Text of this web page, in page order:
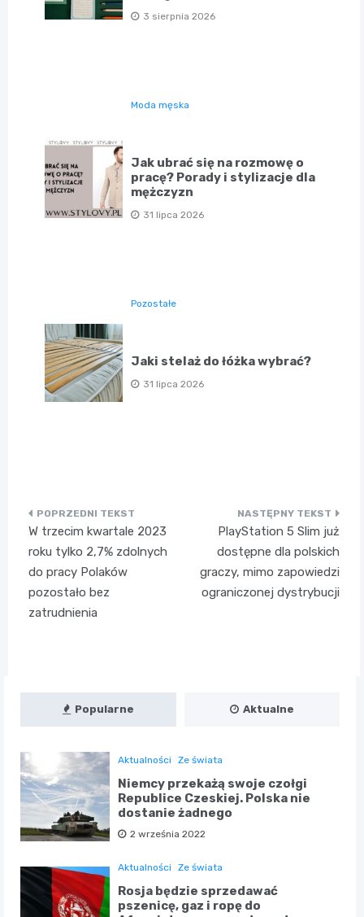
3 sierpnia 2026
Moda męska
Jak ubrać się na rozmowę o
pracę? Porady i stylizacje dla
mężczyzn
31 lipca 2026
Pozostałe
Jaki stelaż do łóżka wybrać?
31 lipca 2026
Nawigacja
wpisu
W trzecim kwartale 2023
roku tylko 2,7% zdolnych
do pracy Polaków
pozostało bez
zatrudnienia
PlayStation 5 Slim już
dostępne dla polskich
graczy, mimo zapowiedzi
ograniczonej dystrybucji
Popularne Aktualne
Aktualności Ze świata
Niemcy przekażą swoje czołgi
Republice Czeskiej. Polska nie
dostanie żadnego
2 września 2022
Aktualności Ze świata
Rosja będzie sprzedawać
pszenicę, gaz i ropę do